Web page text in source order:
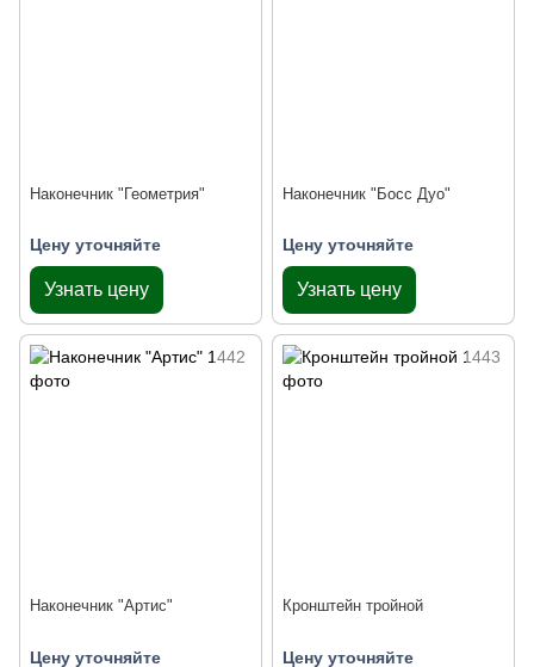
Наконечник "Геометрия"
Цену уточняйте
Узнать цену
Наконечник "Босс Дуо"
Цену уточняйте
Узнать цену
Наконечник "Артис"
Цену уточняйте
Кронштейн тройной
Цену уточняйте